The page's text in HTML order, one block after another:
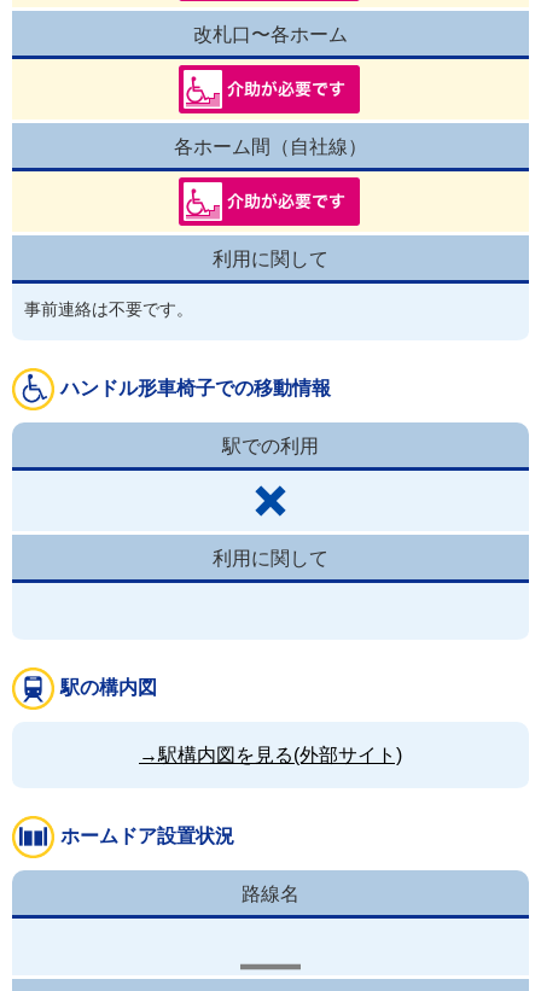
改札口〜各ホーム
各ホーム間（自社線）
利用に関して
事前連絡は不要です。
ハンドル形車椅子での移動情報
駅での利用
利用に関して
駅の構内図
→駅構内図を見る(外部サイト)
ホームドア設置状況
路線名